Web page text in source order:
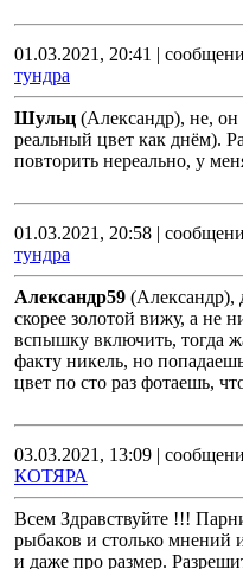
01.03.2021, 20:41 |
тундра
Шульц (Александр), не,
реальный цвет как днём).
повторить нереально, у
01.03.2021, 20:58 |
тундра
Александр59 (Александр),
скорее золотой вижу, а не
вспышку включить, тогда
факту никель, но
цвет по сто раз фотаешь,
03.03.2021, 13:09 |
КОТЯРА
Всем Здравствуйте !!!
рыбаков и столько мнений
и даже про размер.